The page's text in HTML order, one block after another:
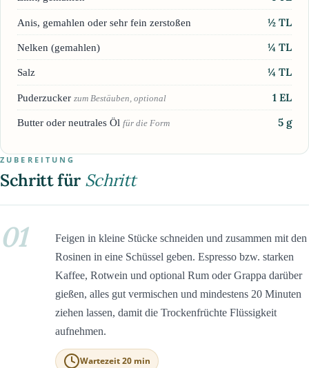
Anis, gemahlen oder sehr fein zerstoßen ½ TL
Nelken (gemahlen) ¼ TL
Salz ¼ TL
Puderzucker zum Bestäuben, optional 1 EL
Butter oder neutrales Öl für die Form 5 g
ZUBEREITUNG
Schritt für Schritt
01
Feigen in kleine Stücke schneiden und zusammen mit den
Rosinen in eine Schüssel geben. Espresso bzw. starken
Kaffee, Rotwein und optional Rum oder Grappa darüber
gießen, alles gut vermischen und mindestens 20 Minuten
ziehen lassen, damit die Trockenfrüchte Flüssigkeit
aufnehmen.
Wartezeit 20 min